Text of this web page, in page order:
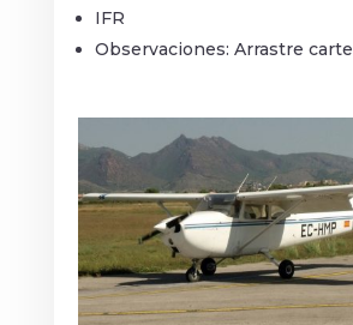
IFR
Observaciones: Arrastre cartel